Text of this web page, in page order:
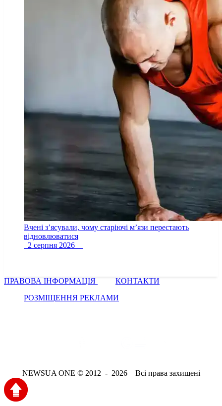
Вчені з’ясували, чому старіючі м’язи перестають
відновлюватися
2 серпня 2026
ПРАВОВА ІНФОРМАЦІЯ
КОНТАКТИ
РОЗМІЩЕННЯ РЕКЛАМИ
NEWSUA ONE © 2012 - 2026 Всі права захищені